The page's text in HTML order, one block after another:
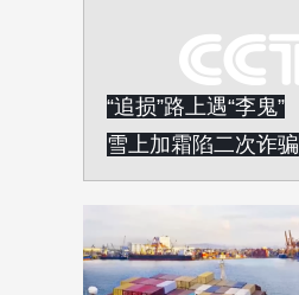
“追损”路上遇“李鬼”
雪上加霜陷二次诈骗